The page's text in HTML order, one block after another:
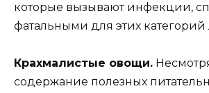
которые вызывают инфекции,
фатальными для этих категорий
Крахмалистые овощи.
содержание полезных